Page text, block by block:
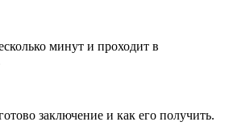
минут и проходит в
заключение и как его получить.